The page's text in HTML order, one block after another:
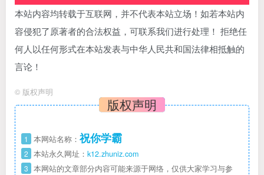
本站内容均转载于互联网，并不代表本站立场！如若本站内
容侵犯了原著者的合法权益，可联系我们进行处理！ 拒绝任
何人以任何形式在本站发表与中华人民共和国法律相抵触的
言论！
© 版权声明
版权声明
1 本网站名称： 祝你学霸
2 本站永久网址： k12.zhuniz.com
3 本网站的文章部分内容可能来源于网络，仅供大家学习与参